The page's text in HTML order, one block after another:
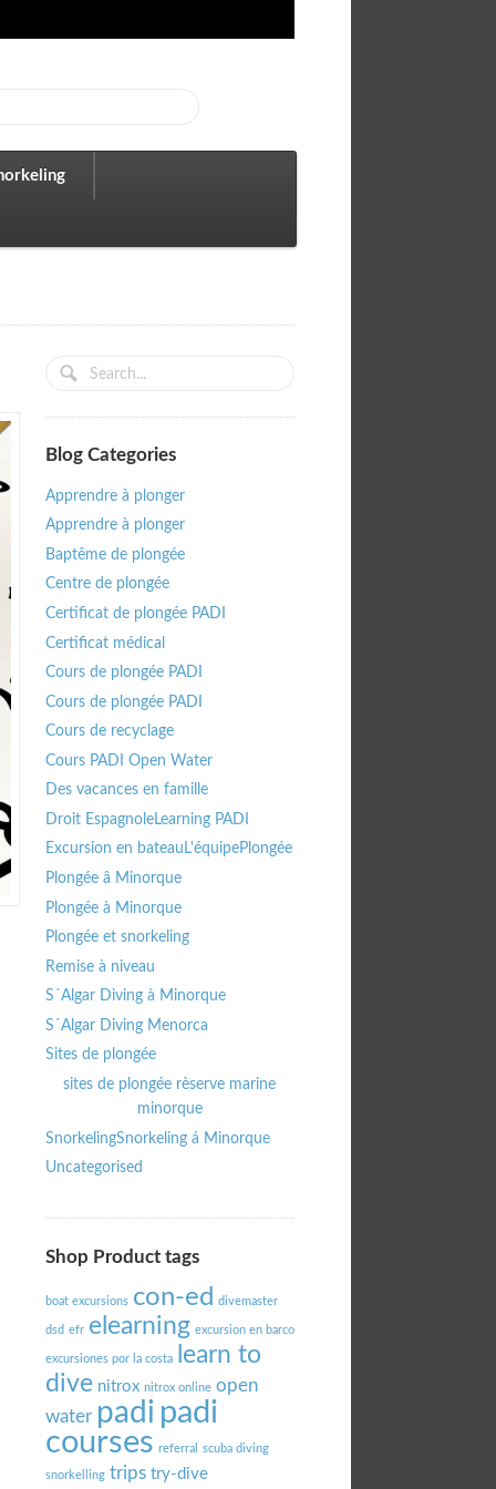
Blog Categories
Apprendre à plonger
Apprendre à plonger
Baptême de plongée
Centre de plongée
Certificat de plongée PADI
Certificat médical
Cours de plongée PADI
Cours de plongée PADI
Cours de recyclage
Cours PADI Open Water
Des vacances en famille
Droit Espagnol eLearning PADI
Excursion en bateau L'équipePlongée
Plongée â Minorque
Plongée à Minorque
Plongée et snorkeling
Remise à niveau
S´Algar Diving à Minorque
S´Algar Diving Menorca
Sites de plongée
sites de plongée rèserve marine
minorque
SnorkelingSnorkeling á Minorque
Uncategorised
Shop Product tags
boat excursions con-ed divemaster
dsd efr elearning excursion en barco
excursiones por la costa
learn to
dive nitrox nitrox online open
water padi padi
courses referral scuba diving
snorkelling trips try-dive